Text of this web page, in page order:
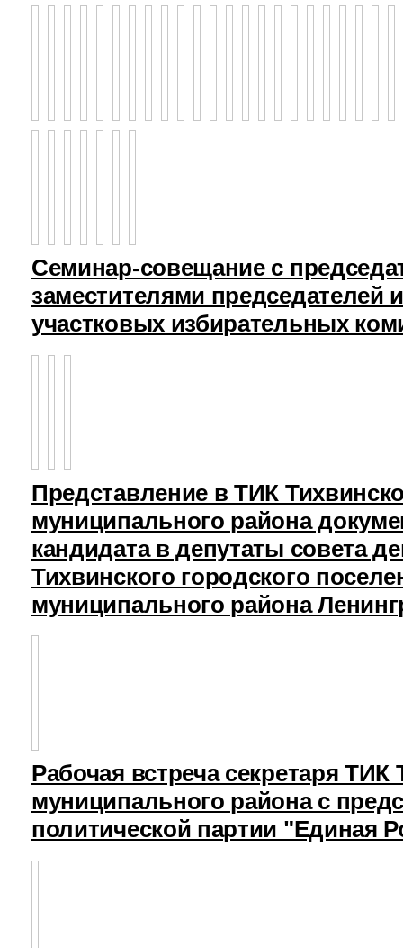
Семинар-совещание с
заместителями председателей
участковых избирательных
Представление в ТИК
муниципального района
кандидата в депутаты совета
Тихвинского городского
муниципального района
Рабочая встреча секретаря ТИК
муниципального района с
политической партии "Единая